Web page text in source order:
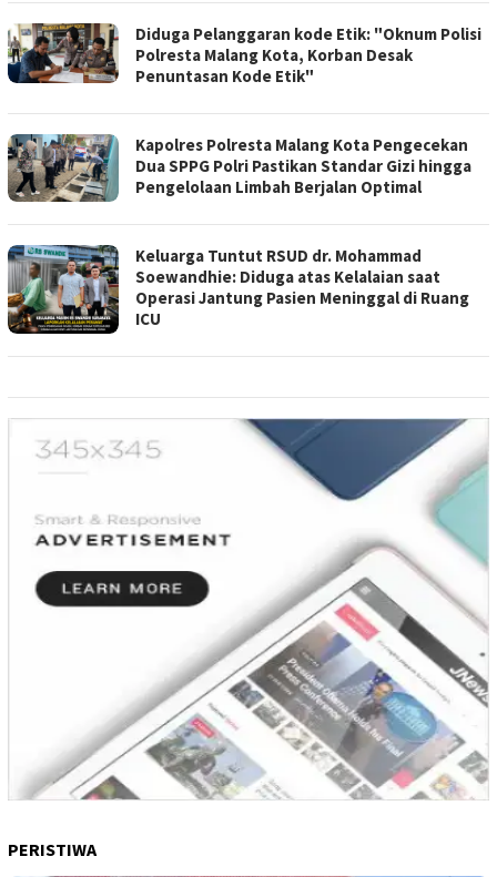
Diduga Pelanggaran kode Etik: "Oknum Polisi
Polresta Malang Kota, Korban Desak
Penuntasan Kode Etik"
Kapolres Polresta Malang Kota Pengecekan
Dua SPPG Polri Pastikan Standar Gizi hingga
Pengelolaan Limbah Berjalan Optimal
Keluarga Tuntut RSUD dr. Mohammad
Soewandhie: Diduga atas Kelalaian saat
Operasi Jantung Pasien Meninggal di Ruang
ICU
PERISTIWA